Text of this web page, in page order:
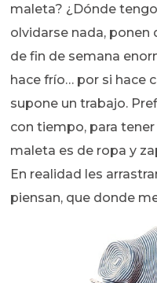
maleta? ¿Dónde
olvidarse nada, ponen
de fin de semana
hace frío… por si hace
supone un trabajo.
con tiempo, para
maleta es de ropa y
En realidad les
piensan, que donde